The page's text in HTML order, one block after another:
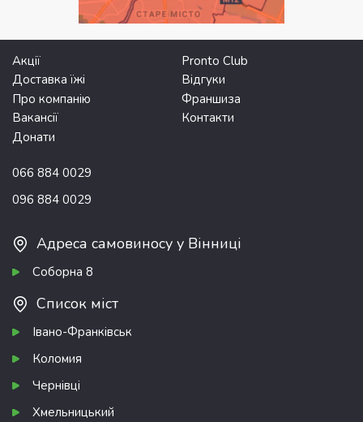
Акції
Pronto Club
Доставка їжі
Відгуки
Про компанію
Франшиза
Вакансії
Контакти
Донати
066 884 0029
096 884 0029
Адреса самовиносу у Вінниці
Соборна 8
Список міст
Івано-Франківськ
Коломия
Чернівці
Хмельницький